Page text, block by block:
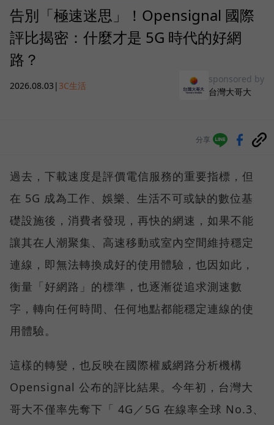
告別「極速迷思」！Opensignal 國際
評比揭密：什麼才是 5G 時代的好網
路？
2026.08.03 | 3C生活
sponsored by
台灣大哥大
分享
過去，下載速度是評價電信服務的重要指標，但
在 5G 成為工作、娛樂、生活不可或缺的數位基
礎設施後，消費者發現，再快的網速，如果不能
讓其在人潮聚集、高速移動或室內空間維持穩定
連線，即無法轉換成好的使用體驗，也因如此，
衡量「好網路」的標準，也逐漸從追求測速數
字，轉向任何時間、任何地點都能穩定連線的使
用體驗。
這樣的轉變，也反映在國際權威網路分析機構
Opensignal 公布的評比結果。今年初，台灣大
哥大不僅率先奪下「 4G／5G 在線率全球 No.3、